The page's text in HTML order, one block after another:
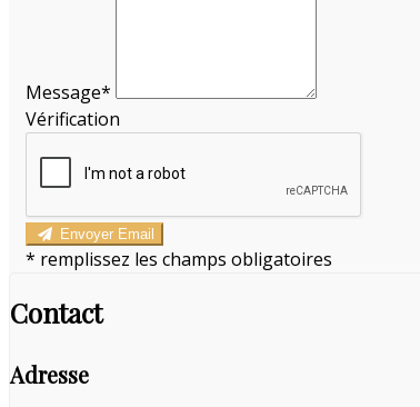
Message*
Vérification
Envoyer Email
* remplissez les champs obligatoires
Contact
Adresse